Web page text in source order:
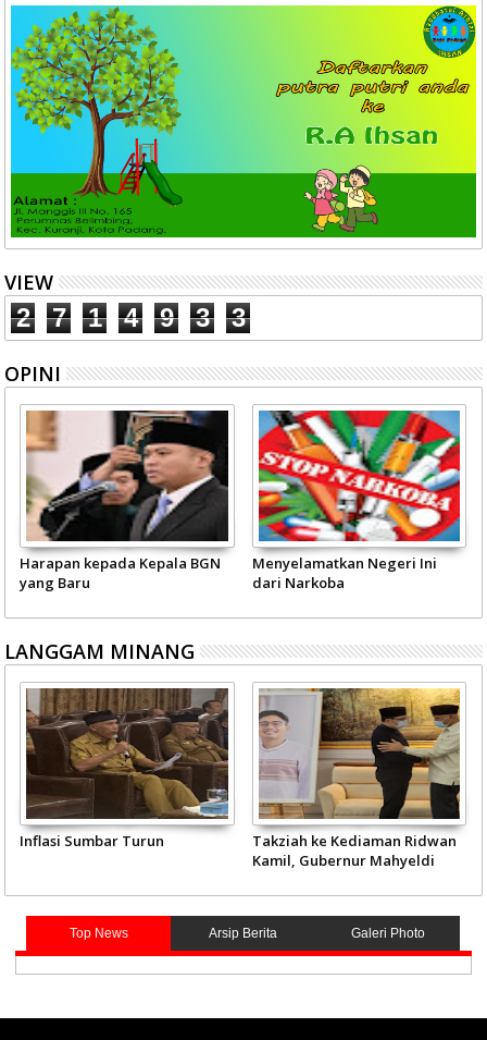
VIEW
2 7 1 4 9 3 3
OPINI
Harapan kepada Kepala BGN
yang Baru
Menyelamatkan Negeri Ini
dari Narkoba
LANGGAM MINANG
Inflasi Sumbar Turun
Takziah ke Kediaman Ridwan
Kamil, Gubernur Mahyeldi
Top News Arsip Berita Galeri Photo